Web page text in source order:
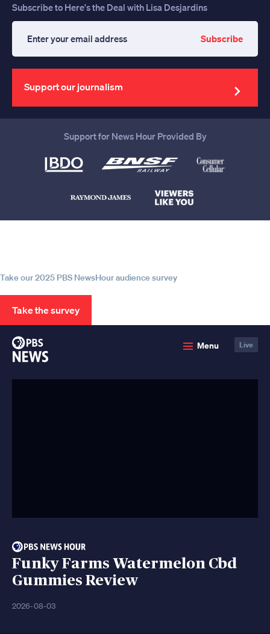
Subscribe to Here's the Deal with Lisa Desjardins
your
email
address
Subscribe
Support our journalism
Support for News Hour Provided By
Take our 2025 PBS NewsHour audience survey
Take the survey
Menu Live
Funky Farms Watermelon Cbd
Gummies Review
2026-08-03